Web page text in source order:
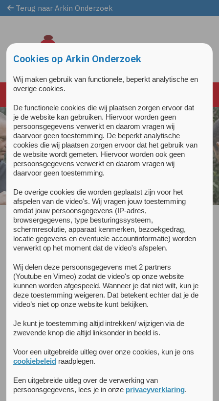
Terug naar Arkin Onderzoek
Kenniscentrum Ernstige
Psychotische Aandoeningen
Het kenniscentrum Ernstige Psychotische Aandoeningen
(AWP-EPA) is een samenwerkingsverband tussen Arkin en
het Amsterdam UMC (locatie AMC). De AWP-EPA richt zich
psychiatrische aandoeningen. Binnen Arkin levert vooral
Mentrum deze zorg. Voor bepaalde onderzoeken is ook
samenwerking met andere Arkin-specialismen mogelijk en
nodig (bijvoorbeeld SPA, Inforsa, Arkin Jeugd & Gezin).
De AWP-EPA richt zich hoofdzakelijk op ernstige
psychotische aandoeningen, en in sommige studies ook op
Cookies op Arkin Onderzoek
Wij maken gebruik van functionele, beperkt analytische en
overige cookies.
De functionele cookies die wij plaatsen zorgen ervoor dat
je de website kan gebruiken. Hiervoor worden geen
persoonsgegevens verwerkt en daarom vragen wij
daarvoor geen toestemming. De beperkt analytische
cookies die wij plaatsen zorgen ervoor dat het gebruik van
de website wordt gemeten. Hiervoor worden ook geen
persoonsgegevens verwerkt en daarom vragen wij
daarvoor geen toestemming.
De overige cookies die worden geplaatst zijn voor het
afspelen van de video's. Wij vragen jouw toestemming
omdat jouw persoonsgegevens (IP-adres,
browsergegevens, type besturingssysteem,
schermresolutie, apparaat kenmerken, bezoekgedrag,
locatie gegevens en eventuele accountinformatie) worden
verwerkt op het moment dat de video's afspelen.
Wij delen deze persoonsgegevens met 2 partners
(Youtube en Vimeo) zodat de video's op onze website
kunnen worden afgespeeld. Wanneer je dat niet wilt, kun je
deze toestemming weigeren. Dat betekent echter dat je de
video’s niet op onze website kunt bekijken.
Je kunt je toestemming altijd intrekken/ wijzigen via de
zwevende knop die altijd linksonder in beeld is.
Voor een uitgebreide uitleg over onze cookies, kun je ons
cookiebeleid raadplegen.
Een uitgebreide uitleg over de verwerking van
persoonsgegevens, lees je in onze privacyverklaring.